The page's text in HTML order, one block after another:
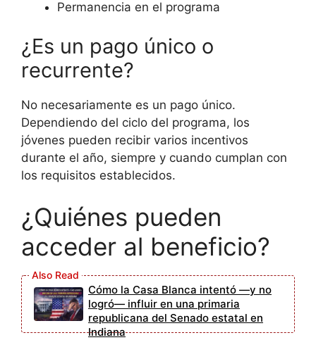
Permanencia en el programa
¿Es un pago único o
recurrente?
No necesariamente es un pago único.
Dependiendo del ciclo del programa, los
jóvenes pueden recibir varios incentivos
durante el año, siempre y cuando cumplan con
los requisitos establecidos.
¿Quiénes pueden
acceder al beneficio?
Cómo la Casa Blanca intentó —y no
logró— influir en una primaria
republicana del Senado estatal en
Indiana